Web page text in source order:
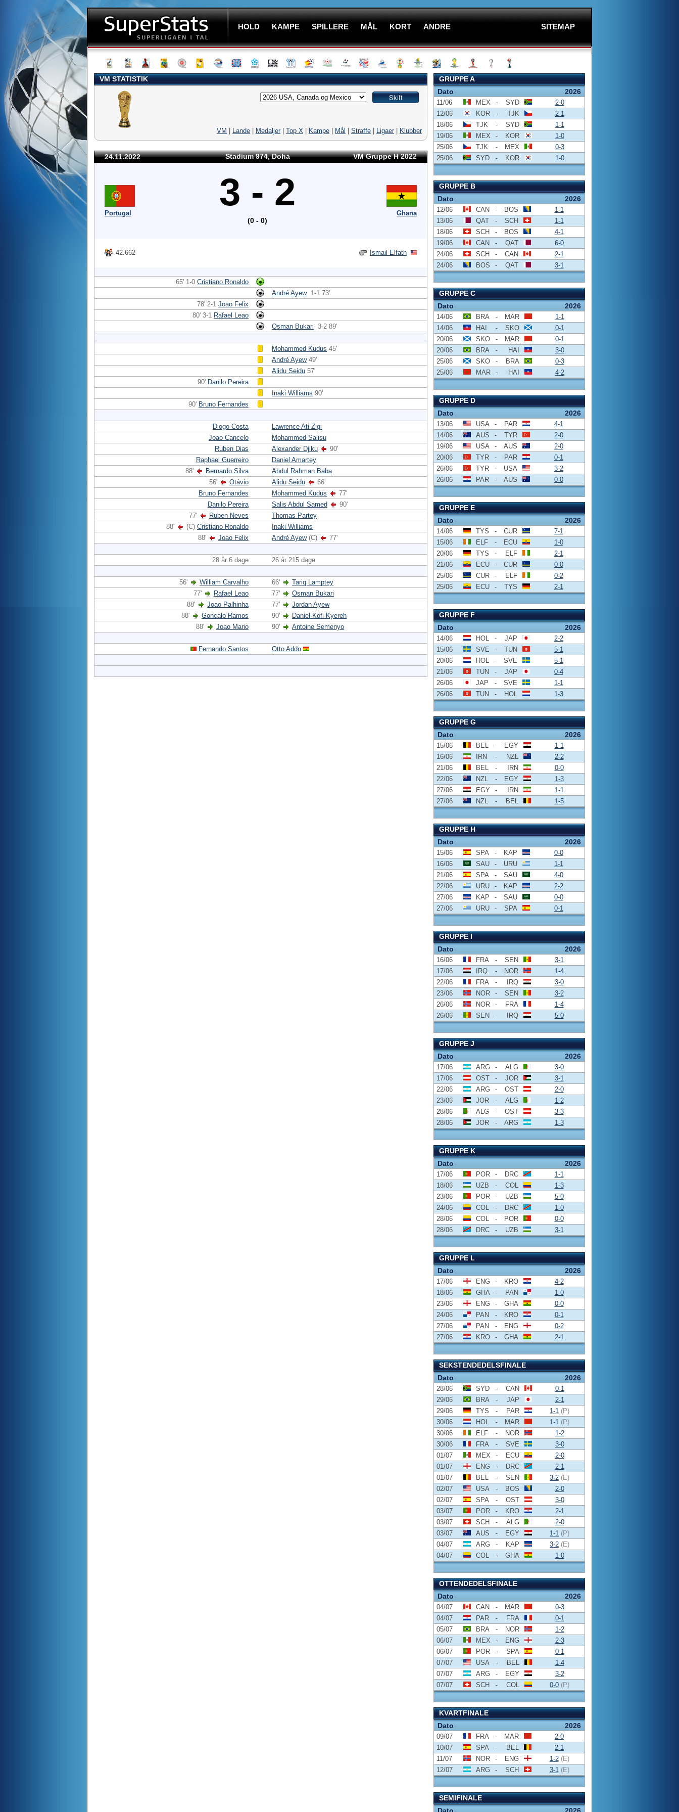
HOLD KAMPE SPILLERE MÅL KORT ANDRE SITEMAP
VM STATISTIK
VM Lande Medaljer Top X Kampe Mål Straffe Ligaer Klubber
24.11.2022 Stadium 974, Doha VM Gruppe H 2022
Portugal 3 - 2
(0 - 0)
Ghana
42.662 Ismail Elfath
65' 1-0 Cristiano Ronaldo
André Ayew 1-1 73'
78' 2-1 Joao Felix
80' 3-1 Rafael Leao
Osman Bukari 3-2 89'
Mohammed Kudus 45'
André Ayew 49'
Alidu Seidu 57'
90' Danilo Pereira
Inaki Williams 90'
90' Bruno Fernandes
Diogo Costa
Lawrence Ati-Zigi
Joao Cancelo
Mohammed Salisu
Ruben Dias
Alexander Djiku
90'
Raphael Guerreiro
Daniel Amartey
88'
Bernardo Silva
Abdul Rahman Baba
56'
Otávio Alidu Seidu
66'
Bruno Fernandes
Mohammed Kudus
77'
Danilo Pereira
Salis Abdul Samed
90'
77'
Ruben Neves
Thomas Partey
88'
(C) Cristiano Ronaldo
Inaki Williams
88'
Joao Felix André Ayew (C) 77'
28 år 6 dage 26 år 215 dage
56' William Carvalho 66'
Tariq Lamptey
77'
Rafael Leao 77'
Osman Bukari
88'
Joao Palhinha 77'
Jordan Ayew
88'
Goncalo Ramos 90'
Daniel-Kofi Kyereh
88'
Joao Mario 90' Antoine Semenyo
Fernando Santos Otto Addo
GRUPPE A
Dato
2026
11/06 MEX - SYD
2-0
12/06
KOR - TJK
2-1
18/06
TJK - SYD
1-1
19/06
MEX - KOR
1-0
25/06
TJK - MEX
0-3
25/06
SYD - KOR 1-0
GRUPPE B
Dato
2026
12/06 CAN - BOS
1-1
13/06
QAT - SCH
1-1
18/06
SCH - BOS
4-1
19/06
CAN - QAT
6-0
24/06
SCH - CAN
2-1
24/06
BOS - QAT 3-1
GRUPPE C
Dato
2026
14/06 BRA - MAR
1-1
14/06
HAI - SKO
0-1
20/06
SKO - MAR
0-1
20/06
BRA - HAI
3-0
25/06
SKO - BRA
0-3
25/06
MAR - HAI 4-2
GRUPPE D
Dato
2026
13/06 USA - PAR
4-1
14/06
AUS - TYR
2-0
19/06
USA - AUS
2-0
20/06
TYR - PAR
0-1
26/06
TYR - USA
3-2
26/06
PAR - AUS 0-0
GRUPPE E
Dato
2026
14/06 TYS - CUR
7-1
15/06
ELF - ECU
1-0
20/06
TYS - ELF
2-1
21/06
ECU - CUR
0-0
25/06
CUR - ELF
0-2
25/06
ECU - TYS 2-1
GRUPPE F
Dato
2026
14/06 HOL - JAP
2-2
15/06
SVE - TUN
5-1
20/06
HOL - SVE
5-1
21/06
TUN - JAP
0-4
26/06
JAP - SVE
1-1
26/06
TUN - HOL 1-3
GRUPPE G
Dato
2026
15/06 BEL - EGY
1-1
16/06
IRN - NZL
2-2
21/06
BEL - IRN
0-0
22/06
NZL - EGY
1-3
27/06
EGY - IRN
1-1
27/06
NZL - BEL 1-5
GRUPPE H
Dato
2026
15/06 SPA - KAP
0-0
16/06
SAU - URU
1-1
21/06
SPA - SAU
4-0
22/06
URU - KAP
2-2
27/06
KAP - SAU
0-0
27/06
URU - SPA 0-1
GRUPPE I
Dato
2026
16/06 FRA - SEN
3-1
17/06
IRQ - NOR
1-4
22/06
FRA - IRQ
3-0
23/06
NOR - SEN
3-2
26/06
NOR - FRA
1-4
26/06
SEN - IRQ 5-0
GRUPPE J
Dato
2026
17/06 ARG - ALG
3-0
17/06
OST - JOR
3-1
22/06
ARG - OST
2-0
23/06
JOR - ALG
1-2
28/06
ALG - OST
3-3
28/06
JOR - ARG 1-3
GRUPPE K
Dato
2026
17/06 POR - DRC
1-1
18/06
UZB - COL
1-3
23/06
POR - UZB
5-0
24/06
COL - DRC
1-0
28/06
COL - POR
0-0
28/06
DRC - UZB 3-1
GRUPPE L
Dato
2026
17/06 ENG - KRO
4-2
18/06
GHA - PAN
1-0
23/06
ENG - GHA
0-0
24/06
PAN - KRO
0-1
27/06
PAN - ENG
0-2
27/06
KRO - GHA 2-1
SEKSTENDEDELSFINALE
Dato
2026
28/06 SYD - CAN
0-1
29/06
BRA - JAP
2-1
29/06
TYS - PAR 1-1 (P)
30/06
HOL - MAR 1-1 (P)
30/06
ELF - NOR
1-2
30/06
FRA - SVE
3-0
01/07
MEX - ECU
2-0
01/07
ENG - DRC
2-1
01/07
BEL - SEN 3-2 (E)
02/07
USA - BOS
2-0
02/07
SPA - OST
3-0
03/07
POR - KRO
2-1
03/07
SCH - ALG
2-0
03/07
AUS - EGY 1-1 (P)
04/07
ARG - KAP 3-2 (E)
04/07
COL - GHA 1-0
OTTENDEDELSFINALE
Dato
2026
04/07 CAN - MAR
0-3
04/07
PAR - FRA
0-1
05/07
BRA - NOR
1-2
06/07
MEX - ENG
2-3
06/07
POR - SPA
0-1
07/07
USA - BEL
1-4
07/07
ARG - EGY
3-2
07/07
SCH - COL 0-0 (P)
KVARTFINALE
Dato
2026
09/07 FRA - MAR
2-0
10/07
SPA - BEL
2-1
11/07
NOR - ENG 1-2 (E)
12/07
ARG - SCH 3-1 (E)
SEMIFINALE